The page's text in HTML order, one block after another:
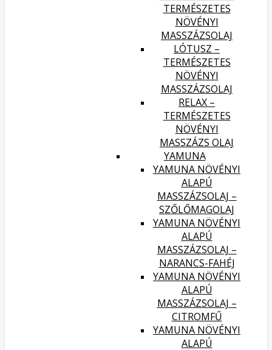
TERMÉSZETES
NÖVÉNYI
MASSZÁZSOLAJ
LÓTUSZ –
TERMÉSZETES
NÖVÉNYI
MASSZÁZSOLAJ
RELAX –
TERMÉSZETES
NÖVÉNYI
MASSZÁZS OLAJ
YAMUNA
YAMUNA NÖVÉNYI
ALAPÚ
MASSZÁZSOLAJ –
SZŐLŐMAGOLAJ
YAMUNA NÖVÉNYI
ALAPÚ
MASSZÁZSOLAJ –
NARANCS-FAHÉJ
YAMUNA NÖVÉNYI
ALAPÚ
MASSZÁZSOLAJ –
CITROMFŰ
YAMUNA NÖVÉNYI
ALAPÚ